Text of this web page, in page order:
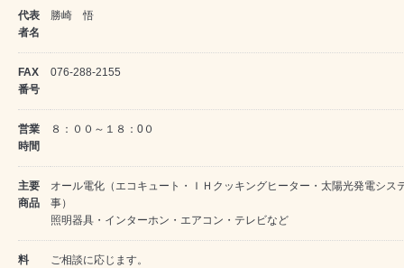
代表
者名
勝崎 悟
FAX
番号
076-288-2155
営業
時間
８：００～１８：0０
主要
商品
オール電化（エコキュート・ＩＨクッキングヒーター・太陽光発電シス
事）
照明器具・インターホン・エアコン・テレビなど
料
ご相談に応じます。